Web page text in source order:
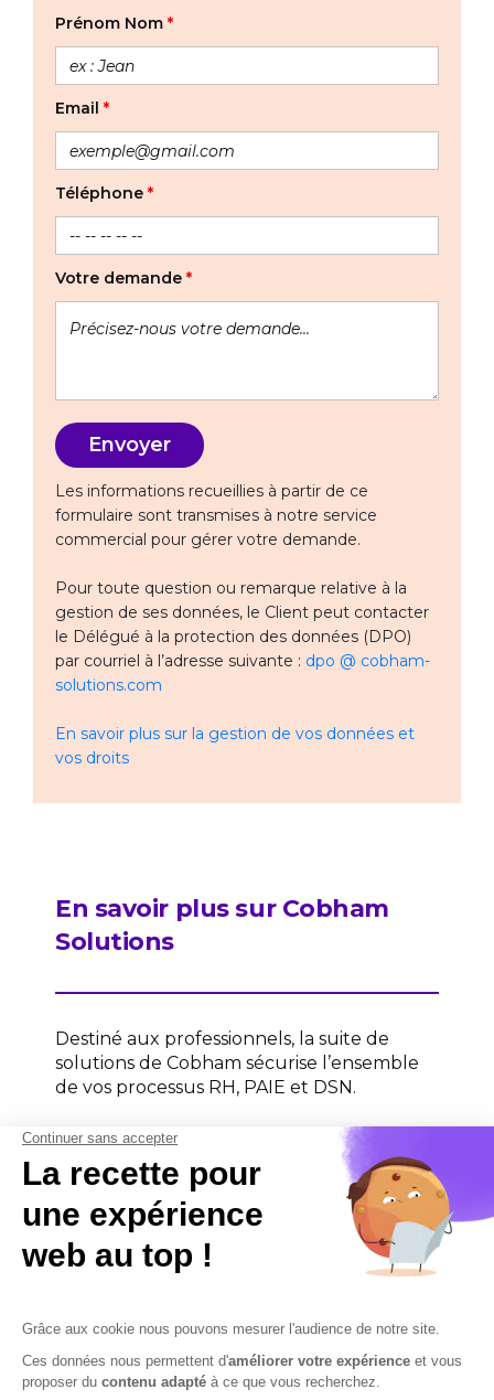
Prénom Nom *
Email *
Téléphone *
Votre demande *
Les informations recueillies à partir de ce
formulaire sont transmises à notre service
commercial pour gérer votre demande.
Pour toute question ou remarque relative à la
gestion de ses données, le Client peut contacter
le Délégué à la protection des données (DPO)
par courriel à l’adresse suivante : dpo @ cobham-
solutions.com
En savoir plus sur la gestion de vos données et
vos droits
En savoir plus sur Cobham
Solutions
Destiné aux professionnels, la suite de
solutions de Cobham sécurise l’ensemble
de vos processus RH, PAIE et DSN.
Contactez-nous
Contactez-nous Mentions légales
Plan du site
Sécurisation des données